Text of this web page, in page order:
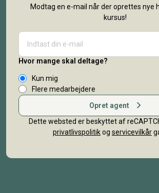
Modtag en e-mail når der oprettes nye
kursus!
Hvor mange skal deltage?
Kun mig
Flere medarbejdere
Opret agent
Dette websted er beskyttet af
privatlivspolitikog servicevilkår